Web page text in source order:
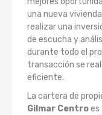
una nueva
realizar una
de escucha y
durante todo el
transacción se
eficiente.
La cartera de
Gilmar Centroes